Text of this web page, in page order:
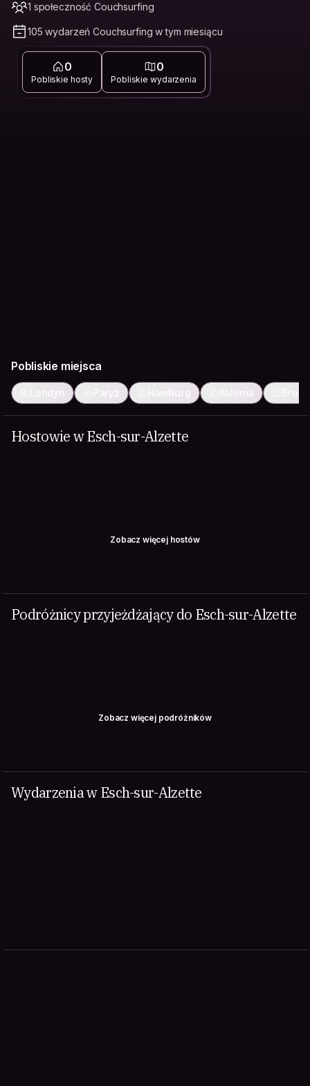
1 społeczność Couchsurfing
105 wydarzeń Couchsurfing w tym miesiącu
0
Pobliskie hosty
0
Pobliskie wydarzenia
Pobliskie miejsca
Londyn Paryż Hamburg Kolonia
Hostowie w Esch-sur-Alzette
Zobacz więcej hostów
Podróżnicy przyjeżdżający do Esch-sur-Alzette
Zobacz więcej podróżników
Wydarzenia w Esch-sur-Alzette